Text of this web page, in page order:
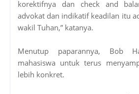
korektifnya dan check and
advokat dan indikatif keadilan itu
wakil Tuhan,” katanya.
Menutup paparannya, Bob
mahasiswa untuk terus
lebih konkret.